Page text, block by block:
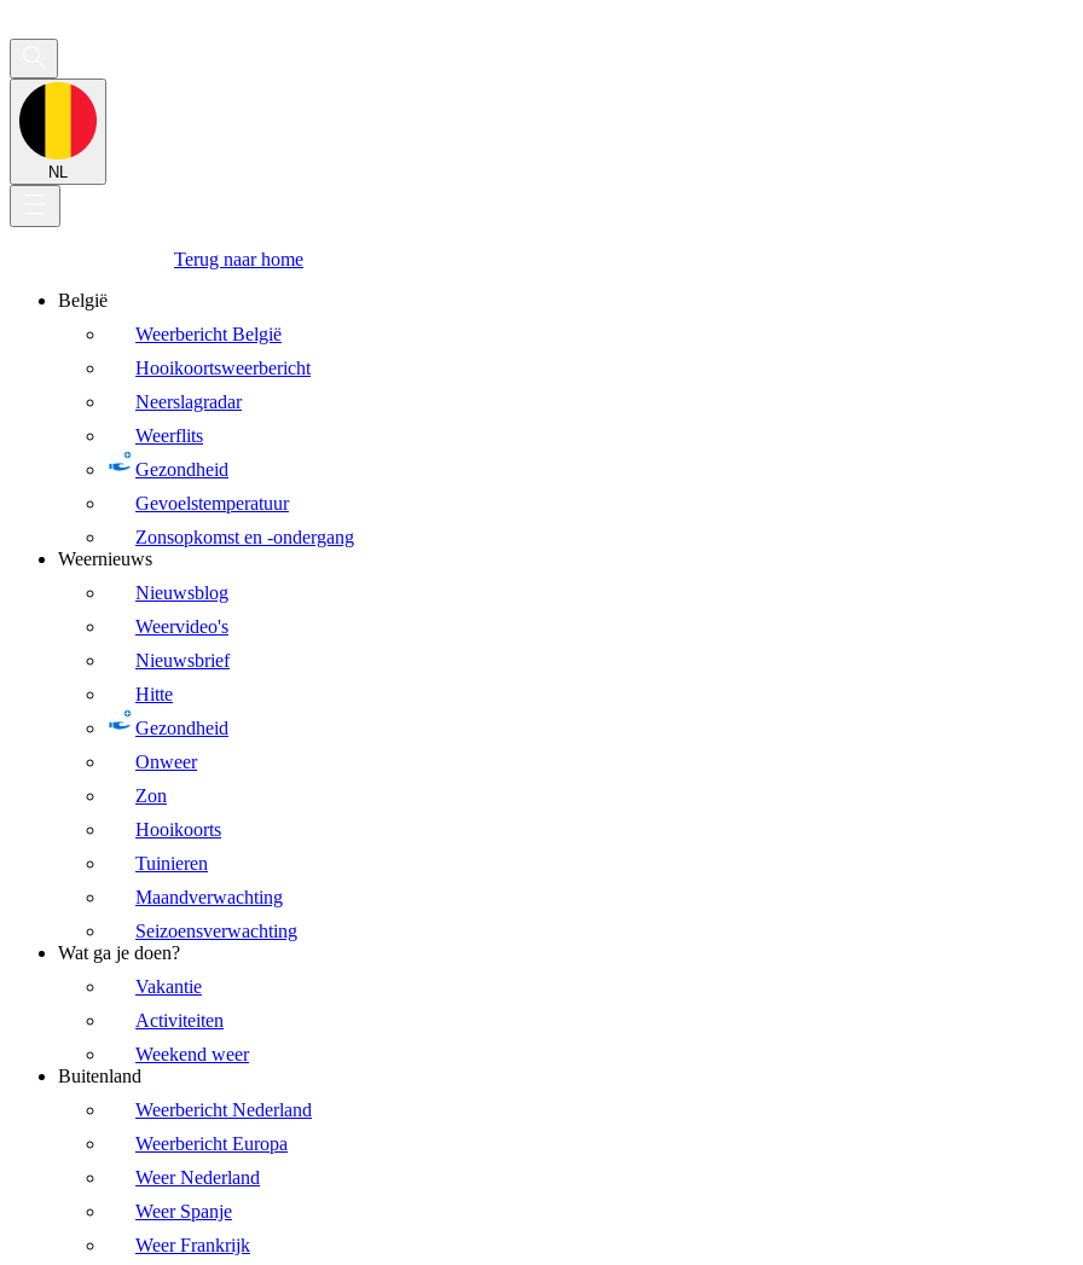
NL
Terug naar home
België
Weerbericht België
Hooikoortsweerbericht
Neerslagradar
Weerflits
Gezondheid
Gevoelstemperatuur
Zonsopkomst en -ondergang
Weernieuws
Nieuwsblog
Weervideo's
Nieuwsbrief
Hitte
Gezondheid
Onweer
Zon
Hooikoorts
Tuinieren
Maandverwachting
Seizoensverwachting
Wat ga je doen?
Vakantie
Activiteiten
Weekend weer
Buitenland
Weerbericht Nederland
Weerbericht Europa
Weer Nederland
Weer Spanje
Weer Frankrijk